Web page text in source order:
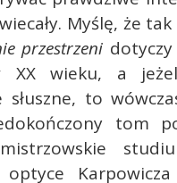
Myślę, że
przestrzeni
XX wieku, a
słuszne, to
tom
Karpowicza